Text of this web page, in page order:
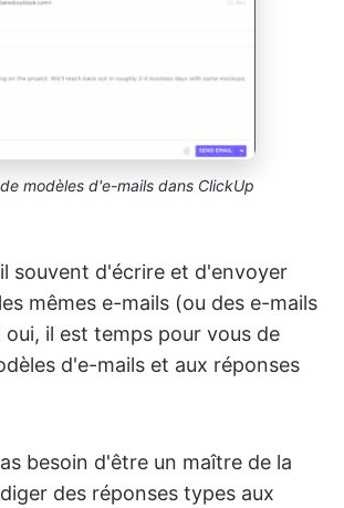
modèles d'e-mails dans ClickUp
souvent d'écrire et d'envoyer
mêmes e-mails (ou des e-mails
oui, il est temps pour vous de
d'e-mails et aux réponses
besoin d'être un maître de la
des réponses types aux